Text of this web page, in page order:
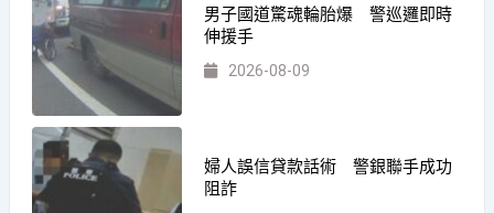
男子國道驚魂輪胎爆 警巡邏即時
伸援手
2026-08-09
婦人誤信貸款話術 警銀聯手成功
阻詐